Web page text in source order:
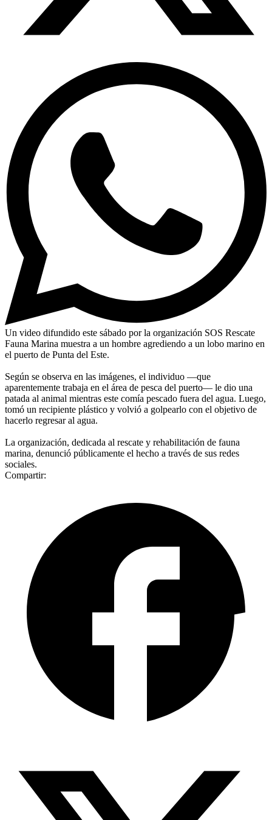
Un video difundido este sábado por la organización SOS Rescate
Fauna Marina muestra a un hombre agrediendo a un lobo marino en
el puerto de Punta del Este.
Según se observa en las imágenes, el individuo —que
aparentemente trabaja en el área de pesca del puerto— le dio una
patada al animal mientras este comía pescado fuera del agua. Luego,
tomó un recipiente plástico y volvió a golpearlo con el objetivo de
hacerlo regresar al agua.
La organización, dedicada al rescate y rehabilitación de fauna
marina, denunció públicamente el hecho a través de sus redes
sociales.
Compartir: